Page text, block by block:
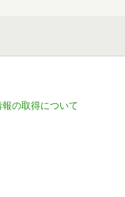
の取得について